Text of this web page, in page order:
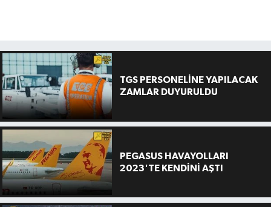
TGS PERSONELİNE YAPILACAK
ZAMLAR DUYURULDU
PEGASUS HAVAYOLLARI
2023'TE KENDİNİ AŞTI